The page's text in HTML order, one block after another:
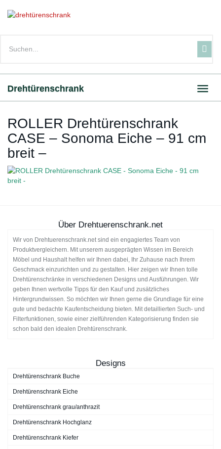
Drehtürenschrank
ROLLER Drehtürenschrank
CASE – Sonoma Eiche – 91 cm
breit –
Über Drehtuerenschrank.net
Wir von Drehtuerenschrank.net sind ein engagiertes Team von
Produktvergleichern. Mit unserem ausgeprägten Wissen im Bereich
Möbel und Haushalt helfen wir Ihnen dabei, Ihr Zuhause nach Ihrem
Geschmack einzurichten und zu gestalten. Hier zeigen wir Ihnen tolle
Drehtürenschränke in verschiedenen Designs und Ausführungen. Wir
geben Ihnen wertvolle Tipps für den Kauf und zusätzliches
Hintergrundwissen. So möchten wir Ihnen gerne die Grundlage für eine
gute und bedachte Kaufentscheidung bieten. Mit detaillierten Such- und
Filterfunktionen, sowie einer zielführenden Kategorisierung finden sie
schon bald den idealen Drehtürenschrank.
Designs
Drehtürenschrank Buche
Drehtürenschrank Eiche
Drehtürenschrank grau/anthrazit
Drehtürenschrank Hochglanz
Drehtürenschrank Kiefer